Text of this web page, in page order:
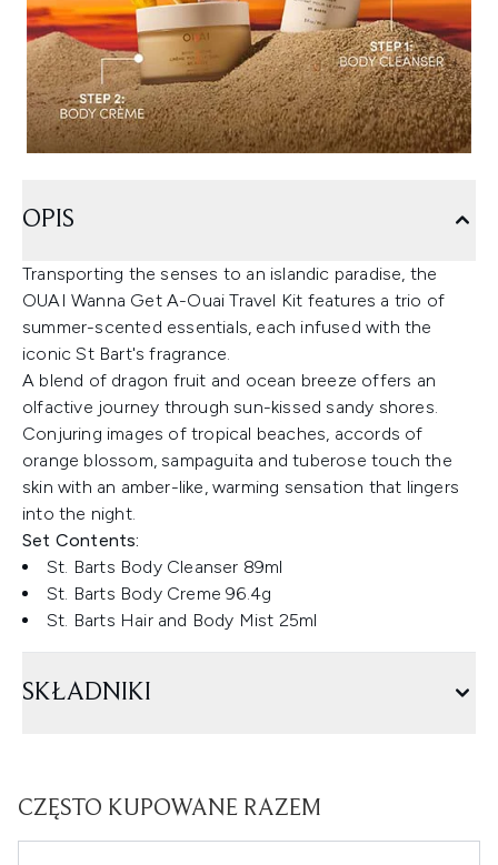
OPIS
Transporting the senses to an islandic paradise, the
OUAI Wanna Get A-Ouai Travel Kit features a trio of
summer-scented essentials, each infused with the
iconic St Bart's fragrance.
A blend of dragon fruit and ocean breeze offers an
olfactive journey through sun-kissed sandy shores.
Conjuring images of tropical beaches, accords of
orange blossom, sampaguita and tuberose touch the
skin with an amber-like, warming sensation that lingers
into the night.
Set Contents:
St. Barts Body Cleanser 89ml
St. Barts Body Creme 96.4g
St. Barts Hair and Body Mist 25ml
SKŁADNIKI
CZĘSTO KUPOWANE RAZEM